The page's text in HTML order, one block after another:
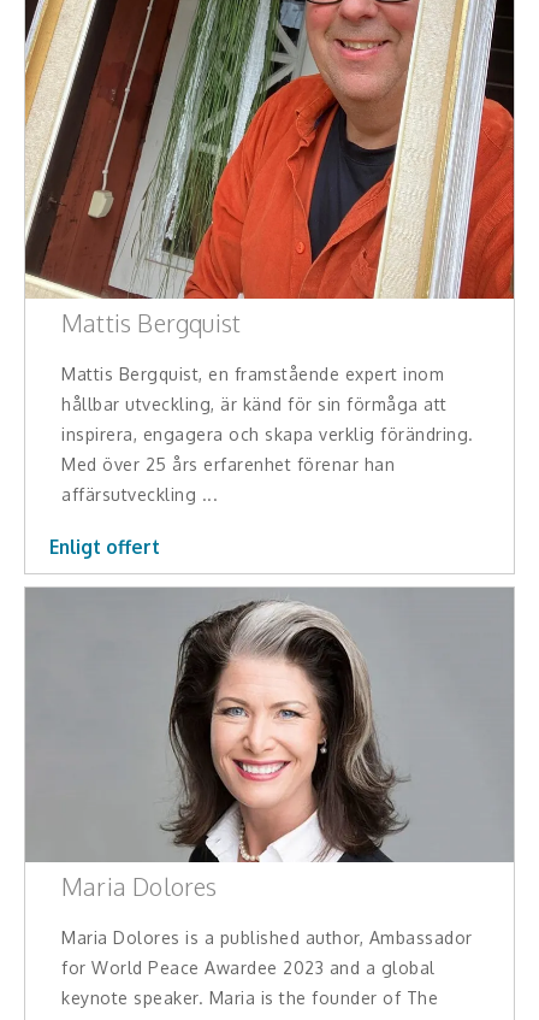
Vård, omsorg, beroende
Kända personer
Företagsledare
Författare
Idrottare och äventyrare
Kända musiker
Alla talare
Alla ämnen
Mattis Bergquist
Mattis Bergquist, en framstående expert inom
hållbar utveckling, är känd för sin förmåga att
inspirera, engagera och skapa verklig förändring.
Med över 25 års erfarenhet förenar han
affärsutveckling ...
Enligt offert
Maria Dolores
Maria Dolores is a published author, Ambassador
for World Peace Awardee 2023 and a global
keynote speaker. Maria is the founder of The